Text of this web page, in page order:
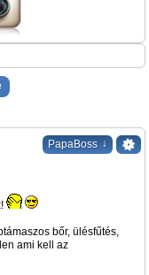
PapaBoss ↓
bőr, ülésfűtés,
ami kell az